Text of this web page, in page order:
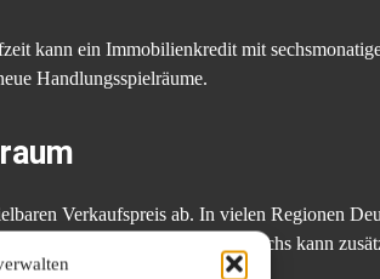
kann ein Immobilienkredit mit
Handlungsspielräume.
Verkaufspreis ab. In vielen Regionen
Kaufniveau. Dieser Wertzuwachs kann